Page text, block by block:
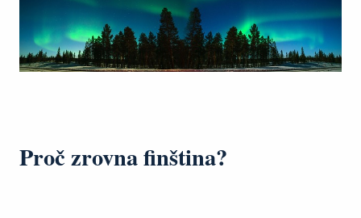
Proč zrovna finština?